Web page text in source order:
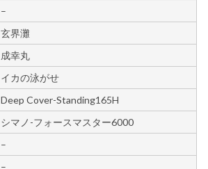
–
玄界灘
成幸丸
イカの泳がせ
Deep Cover-Standing165H
シマノ-フォースマスター6000
–
–